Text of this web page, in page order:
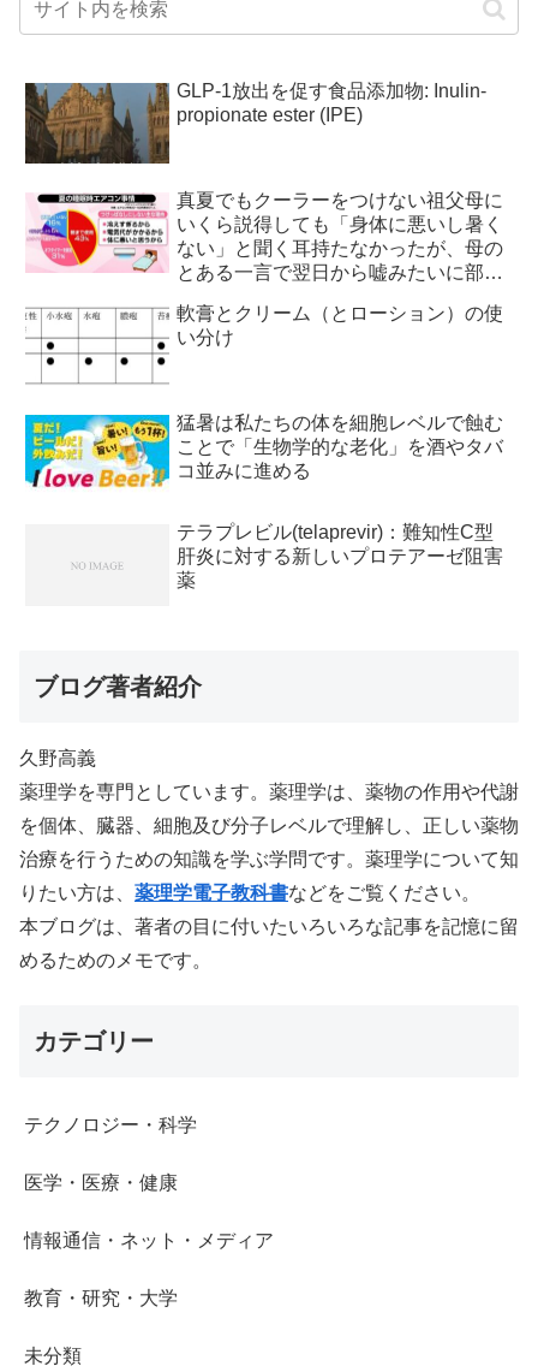
GLP-1放出を促す食品添加物: Inulin-
propionate ester (IPE)
真夏でもクーラーをつけない祖父母に
いくら説得しても「身体に悪いし暑く
ない」と聞く耳持たなかったが、母の
とある一言で翌日から嘘みたいに部屋
軟膏とクリーム（とローション）の使
い分け
猛暑は私たちの体を細胞レベルで蝕む
ことで「生物学的な老化」を酒やタバ
コ並みに進める
テラプレビル(telaprevir)：難知性C型
肝炎に対する新しいプロテアーゼ阻害
薬
ブログ著者紹介
久野高義
薬理学を専門としています。薬理学は、薬物の作用や代謝
を個体、臓器、細胞及び分子レベルで理解し、正しい薬物
治療を行うための知識を学ぶ学問です。薬理学について知
りたい方は、 薬理学電子教科書などをご覧ください。
本ブログは、著者の目に付いたいろいろな記事を記憶に留
めるためのメモです。
カテゴリー
テクノロジー・科学
医学・医療・健康
情報通信・ネット・メディア
教育・研究・大学
未分類